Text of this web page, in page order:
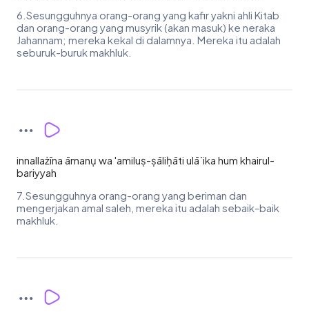
6.Sesungguhnya orang-orang yang kafir yakni ahli Kitab
dan orang-orang yang musyrik (akan masuk) ke neraka
Jahannam; mereka kekal di dalamnya. Mereka itu adalah
seburuk-buruk makhluk.
innallażīna āmanụ wa 'amiluṣ-ṣāliḥāti ulā`ika hum khairul-
bariyyah
7.Sesungguhnya orang-orang yang beriman dan
mengerjakan amal saleh, mereka itu adalah sebaik-baik
makhluk.